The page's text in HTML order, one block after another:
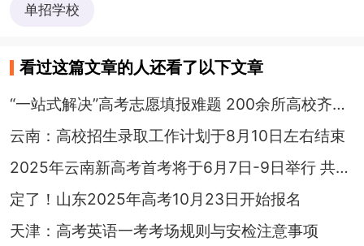
单招学校
看过这篇文章的人还看了以下文章
“一站式解决”高考志愿填报难题 200余所高校齐聚四川泸州提供“上门指导”
云南：高校招生录取工作计划于8月10日左右结束
2025年云南新高考首考将于6月7日-9日举行 共38.24万人报名
定了！山东2025年高考10月23日开始报名
天津：高考英语一考考场规则与安检注意事项